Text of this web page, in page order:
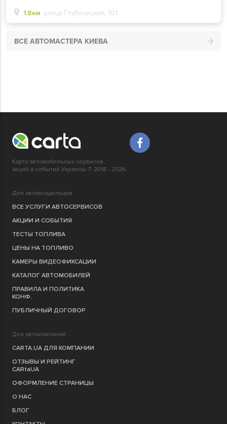
1.8км улица Глубочицкая, 101
ВСЕ АВТОМАСТЕРА КИЕВА
Карта автомобильных сервисов,
акций и событий Украины © 2018 - 2026
Для автовладельцев
ВСЕ УСЛУГИ АВТОСЕРВИСОВ
АКЦИИ И СОБЫТИЯ
ТЕСТЫ ТОПЛИВА
ЦЕНЫ НА ТОПЛИВО
КАМЕРЫ ВИДЕОФИКСАЦИИ
КАТАЛОГ АВТОМОБИЛЕЙ
ПРАВИЛА И ПОЛИТИКА
КОНФ.
ПУБЛИЧНЫЙ ДОГОВОР
Для автокомпаний
CARTA.UA ДЛЯ КОМПАНИИ
ОТЗЫВЫ И РЕЙТИНГ
CARtaUA
ОФОРМЛЕНИЕ СТРАНИЦЫ
О НАС
БЛОГ